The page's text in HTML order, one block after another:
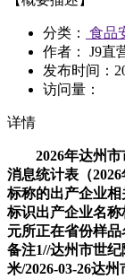
分类：
食品
作者： J9直
发布时间：
访问量：
详情
2026年达州市
消息统计表（
标称的出产企业
标识出产企业名
元所正在省份样
备注1//达州市世
米/2026-03-26达